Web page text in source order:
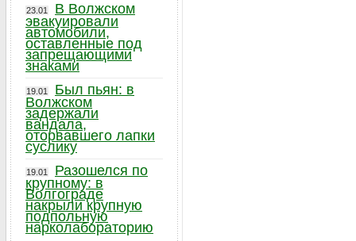
23.01
В Волжском
эвакуировали
автомобили,
оставленные под
запрещающими
знаками
19.01
Был пьян: в
Волжском
задержали
вандала,
оторвавшего лапки
суслику
19.01
Разошелся по
крупному: в
Волгограде
накрыли крупную
подпольную
нарколабораторию